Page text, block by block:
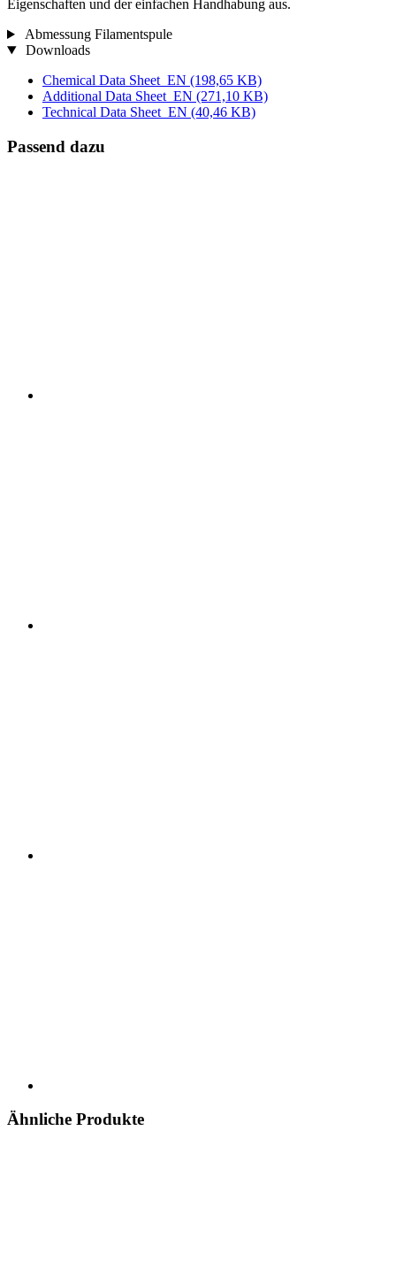
Eigenschaften und der einfachen Handhabung aus.
Abmessung Filamentspule
Downloads
Chemical Data Sheet_EN (198,65 KB)
Additional Data Sheet_EN (271,10 KB)
Technical Data Sheet_EN (40,46 KB)
Passend dazu
Ähnliche Produkte